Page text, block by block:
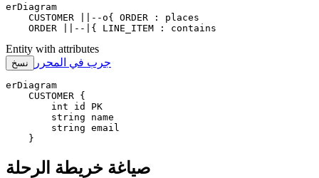
erDiagram
    CUSTOMER ||--o{ ORDER : places
    ORDER ||--|{ LINE_ITEM : contains
Entity with attributes
نسخ جرب في المحرر
erDiagram
    CUSTOMER {
        int id PK
        string name
        string email
    }
صياغة خريطة الرحلة